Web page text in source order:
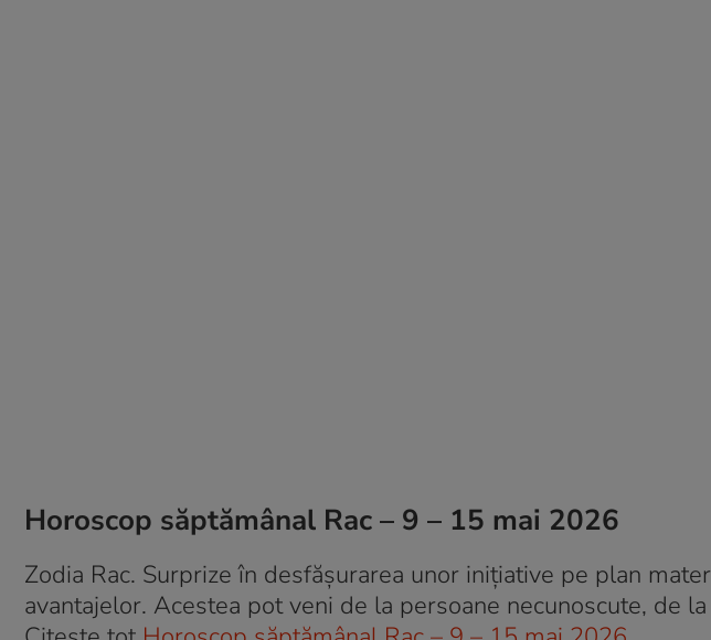
Horoscop săptămânal Rac – 9 – 15 mai 2026
Zodia Rac. Surprize în desfășurarea unor inițiative pe plan
avantajelor. Acestea pot veni de la persoane necunoscute, de